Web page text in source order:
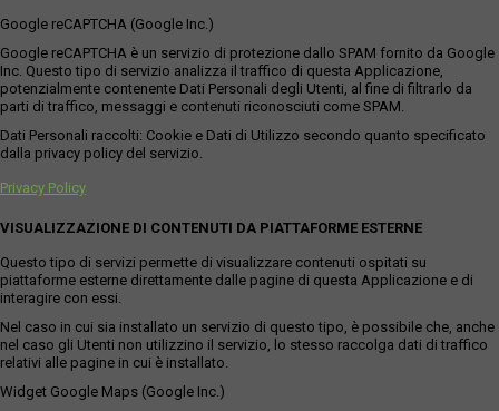
Google reCAPTCHA (Google Inc.)
Google reCAPTCHA è un servizio di protezione dallo SPAM fornito da Google
Inc. Questo tipo di servizio analizza il traffico di questa Applicazione,
potenzialmente contenente Dati Personali degli Utenti, al fine di filtrarlo da
parti di traffico, messaggi e contenuti riconosciuti come SPAM.
Dati Personali raccolti: Cookie e Dati di Utilizzo secondo quanto specificato
dalla privacy policy del servizio.
Privacy Policy
VISUALIZZAZIONE DI CONTENUTI DA PIATTAFORME ESTERNE
Questo tipo di servizi permette di visualizzare contenuti ospitati su
piattaforme esterne direttamente dalle pagine di questa Applicazione e di
interagire con essi.
Nel caso in cui sia installato un servizio di questo tipo, è possibile che, anche
nel caso gli Utenti non utilizzino il servizio, lo stesso raccolga dati di traffico
relativi alle pagine in cui è installato.
Widget Google Maps (Google Inc.)